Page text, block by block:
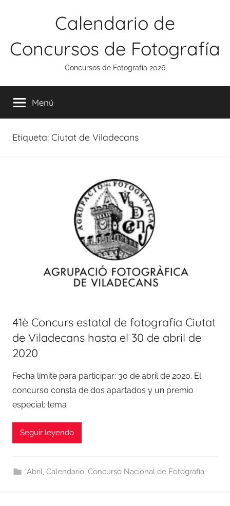
Calendario de
Concursos de Fotografía
Concursos de Fotografía 2026
Menú
Etiqueta: Ciutat de Viladecans
41è Concurs estatal de fotografía Ciutat
de Viladecans hasta el 30 de abril de
2020
Fecha límite para participar: 30 de abril de 2020. El
concurso consta de dos apartados y un premio
especial: tema
Seguir leyendo
Abril, Calendario, Concurso Nacional de Fotografía